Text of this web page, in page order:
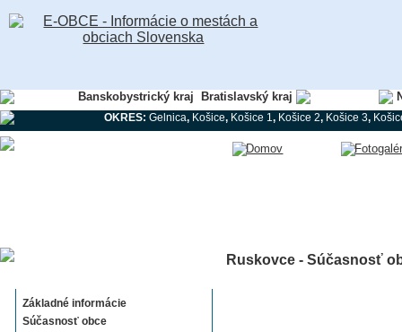
Banskobystrický kraj Bratislavský kraj
OKRES:Gelnica, Košice, Košice 1, Košice 2, Košice 3,
Základné informácie
Súčasnosť obce
Ruskovce - Súčasnosť